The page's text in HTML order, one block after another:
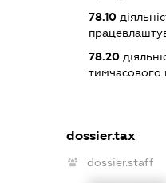
78.10
78.20
тимчасового
dossier.tax
dossier.staff